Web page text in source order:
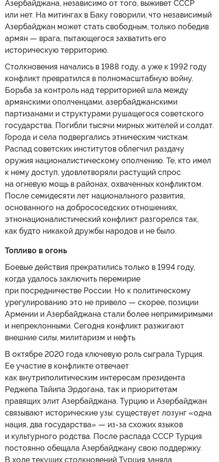
Азербайджана, независимо от того, выживет СССР
или нет. На митингах в Баку говорили, что независимый
Азербайджан может стать свободным, только победив
армян — врага, пытающегося захватить его
историческую территорию.
Столкновения начались в 1988 году, а уже к 1992 году
конфликт превратился в полномасштабную войну.
Борьба за контроль над территорией шла между
армянскими ополченцами, азербайджанскими
партизанами и структурами рушащегося советского
государства. Погибли тысячи мирных жителей и солдат.
Города и села подвергались этническим чисткам.
Распад советских институтов облегчил раздачу
оружия националистическому ополчению. Те, кто имел
к нему доступ, удовлетворяли растущий спрос
на огневую мощь в районах, охваченных конфликтом.
После семидесяти лет национального развития,
основанного на добрососедских отношениях,
этнонационалистический конфликт разгорелся так,
как будто никакой дружбы народов и не было.
Топливо в огонь
Боевые действия прекратились только в 1994 году,
когда удалось заключить перемирие
при посредничестве России. Но к политическому
урегулированию это не привело — скорее, позиции
Армении и Азербайджана стали более непримиримыми
и непреклонными. Сегодня конфликт разжигают
внешние силы, милитаризм и нефть.
В октябре 2020 года ключевую роль сыграла Турция.
Ее участие в конфликте отвечает
как внутриполитическим интересам президента
Реджепа Тайипа Эрдогана, так и приоритетам
правящих элит Азербайджана. Турцию и Азербайджан
связывают исторические узы: существует лозунг «одна
нация, два государства» — из-за схожих языков
и культурного родства. После распада СССР Турция
постоянно обещала Азербайджану свою поддержку.
В ходе текущих столкновений Турция заняла